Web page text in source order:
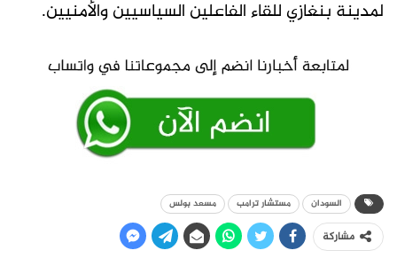
لمدينة بنغازي للقاء الفاعلين السياسيين والأمنيين.
السودان مستشار ترامب مسعد بولس
مشاركة